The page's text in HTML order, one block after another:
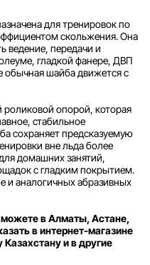
для тренировок по
скольжения. Она
ведение, передачи и
гладкой фанере, ДВП
обычная шайба движется с
роликовой опорой, которая
стабильное
сохраняет предсказуемую
вне льда более
домашних занятий,
с гладким покрытием.
и аналогичных абразивных
можете в Алматы, Астане,
в интернет-магазине
и в другие